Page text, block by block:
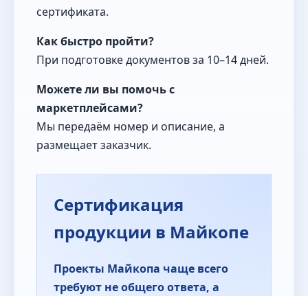
сертификата.
Как быстро пройти?
При подготовке документов за 10–14 дней.
Можете ли вы помочь с
маркетплейсами?
Мы передаём номер и описание, а
размещает заказчик.
Сертификация
продукции в Майкопе
Проекты Майкопа чаще всего
требуют не общего ответа, а